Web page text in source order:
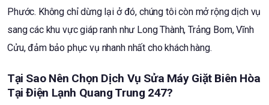
Phước. Không chỉ dừng lại ở đó, chúng tôi còn mở rộng dịch vụ
sang các khu vực giáp ranh như Long Thành, Trảng Bom, Vĩnh
Cửu, đảm bảo phục vụ nhanh nhất cho khách hàng.
Tại Sao Nên Chọn Dịch Vụ Sửa Máy Giặt Biên Hòa
Tại Điện Lạnh Quang Trung 247?